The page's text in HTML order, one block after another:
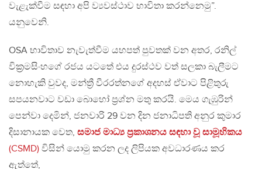
වැළැක්වීම සඳහා අපි ව්‍යවස්ථාව භාවිතා කරන්නෙමු”.
යනුවෙනි.
OSA භාවිතාව නැවැත්වීම යහපත් පුවතක් වන අතර, රනිල්
වික්‍රමසිංහගේ රජය යටතේ එය දුරස්ථව වත් සලකා බැලීමට
නොහැකි වුවද, මන්ත්‍රී වීරරත්නගේ අදහස් ඒවාට පිළිතුරු
සපයනවාට වඩා බොහෝ ප්‍රශ්න මතු කරයි. මෙය ගැඹුරින්
පෙන්වා දෙමින්, ජනවාරි 29 වන දින ජනාධිපති අනුර කුමාර
දිසානායක වෙත, සමාජ මාධ්‍ය ප්‍රකාශනය සඳහා වූ සාමූහිකය
(CSMD) විසින් යොමු කරන ලද ලිපියක අවධාරණය කර
ඇත්තේ,